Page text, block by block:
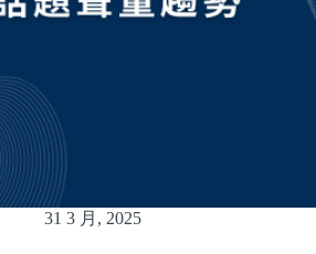
31 3 月, 2025